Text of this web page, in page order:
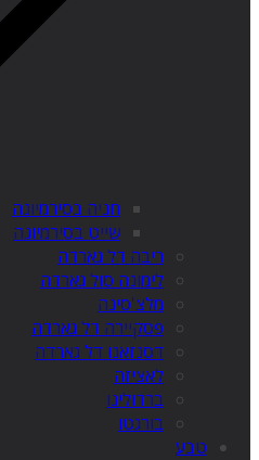
חניה בסירמיונה
שייט בסירמיונה
ריבה דל גארדה
לימונה סול גארדה
מלצ'סינה
פסקיירה דל גארדה
דסנזאנו דל גארדה
לאציזה
ברדולינו
בורגטו
טבע